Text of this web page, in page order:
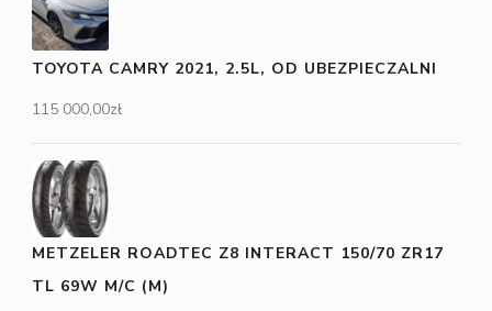
TOYOTA CAMRY 2021, 2.5L, OD UBEZPIECZALNI
115 000,00zł
METZELER ROADTEC Z8 INTERACT 150/70 ZR17
TL 69W M/C (M)